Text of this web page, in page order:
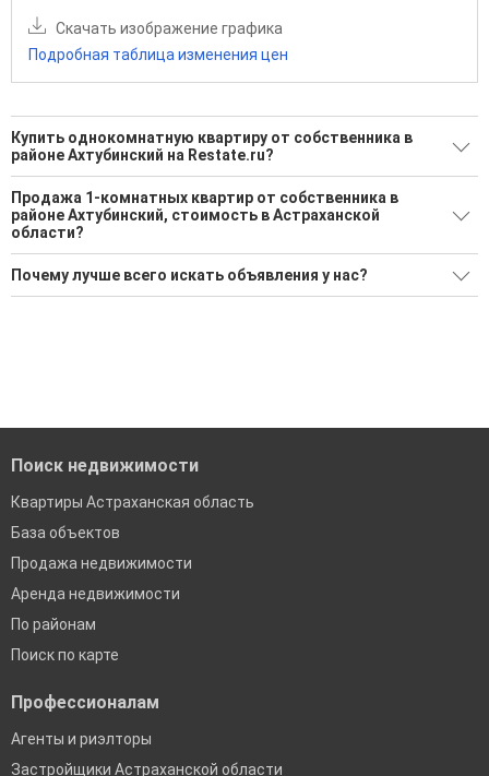
Скачать изображение графика
Подробная таблица изменения цен
Купить однокомнатную квартиру от собственника в
районе Ахтубинский на Restate.ru?
Поможем Купить однокомнатную квартиру от
собственника в районе Ахтубинский?
1 актуальное и проверенное объявление
Воспользуйтесь нашим поиском по новостройкам, для
Продажа 1-комнатных квартир от собственника в
районе Ахтубинский, стоимость в Астраханской
области?
Минимальная цена: 2 250 000 Р. Максимальная цена: 2 250
000 Р; Средняя: 2 250 000 Р
Почему лучше всего искать объявления у нас?
Поиск недвижимости
Квартиры Астраханская область
База объектов
Продажа недвижимости
Аренда недвижимости
По районам
Поиск по карте
Профессионалам
Агенты и риэлторы
Застройщики Астраханской области